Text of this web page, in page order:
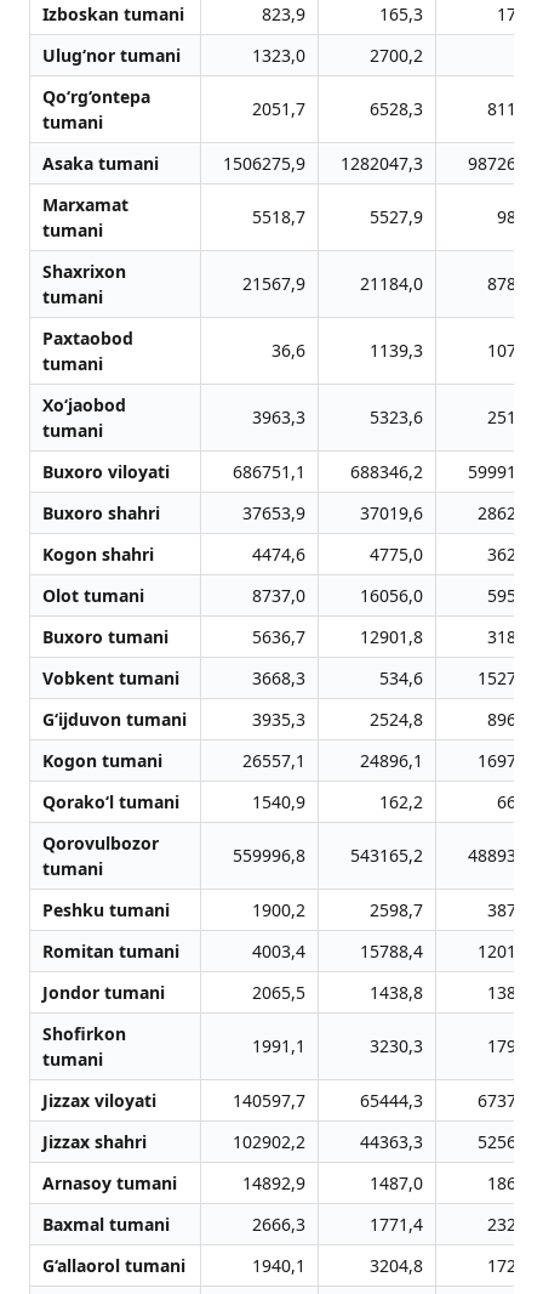
Izboskan tumani 823,9 165,3
177,1
Ulug‘nor tumani
1323,0 2700,2
Qo‘rg‘ontepa
tumani
2051,7 6528,3 8113,7
Asaka tumani 1506275,9 1282047,3
987266,0
Marxamat
tumani
5518,7 5527,9 986,6
Shaxrixon
tumani
21567,9 21184,0 8784,5
Paxtaobod
tumani
36,6 1139,3 1079,6
Xo‘jaobod
tumani
3963,3 5323,6 2512,8
Buxoro viloyati 686751,1 688346,2
599914,3
Buxoro shahri
37653,9 37019,6
28624,6
Kogon shahri
4474,6 4775,0
3623,6
Olot tumani
8737,0 16056,0
5956,7
Buxoro tumani
5636,7 12901,8
3186,0
Vobkent tumani
3668,3 534,6
15273,7
G‘ijduvon tumani
3935,3 2524,8
8965,7
Kogon tumani
26557,1 24896,1
16974,4
Qorako‘l tumani
1540,9 162,2
663,0
Qorovulbozor
tumani
559996,8 543165,2 488931,2
Peshku tumani 1900,2 2598,7
3876,3
Romitan tumani
4003,4 15788,4
12018,1
Jondor tumani
2065,5 1438,8
1385,0
Shofirkon
tumani
1991,1 3230,3 1797,9
Jizzax viloyati 140597,7 65444,3
67373,6
Jizzax shahri
102902,2 44363,3
52569,0
Arnasoy tumani
14892,9 1487,0
1860,2
Baxmal tumani
2666,3 1771,4
2328,6
G‘allaorol tumani
1940,1 3204,8
1721,2